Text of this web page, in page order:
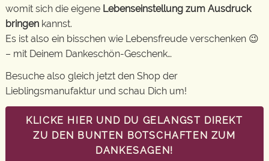
womit sich die eigene Lebenseinstellung zum Ausdruck
bringen kannst.
Es ist also ein bisschen wie Lebensfreude verschenken 😉
– mit Deinem Dankeschön-Geschenk…
Besuche also gleich jetzt den Shop der
Lieblingsmanufaktur und schau Dich um!
KLICKE HIER UND DU GELANGST DIREKT
ZU DEN BUNTEN BOTSCHAFTEN ZUM
DANKESAGEN!